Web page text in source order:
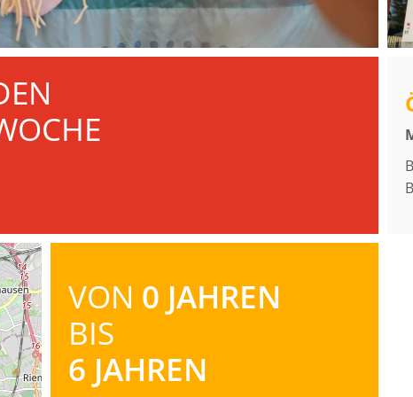
VON 0 JAHREN
BIS
6 JAHREN